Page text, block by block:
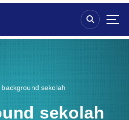
background sekolah
sekolah